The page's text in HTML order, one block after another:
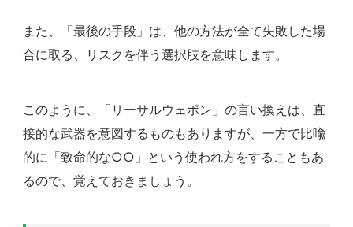
また、「最後の手段」は、他の方法が全て失敗した場
合に取る、リスクを伴う選択肢を意味します。
このように、「リーサルウェポン」の言い換えは、直
接的な武器を意図するものもありますが、一方で比喩
的に「致命的な○○」という使われ方をすることもあ
るので、覚えておきましょう。